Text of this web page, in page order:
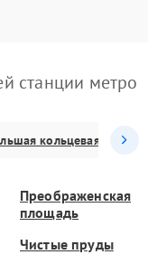
станции метро
кольцевая
Преображенская
площадь
Чистые пруды